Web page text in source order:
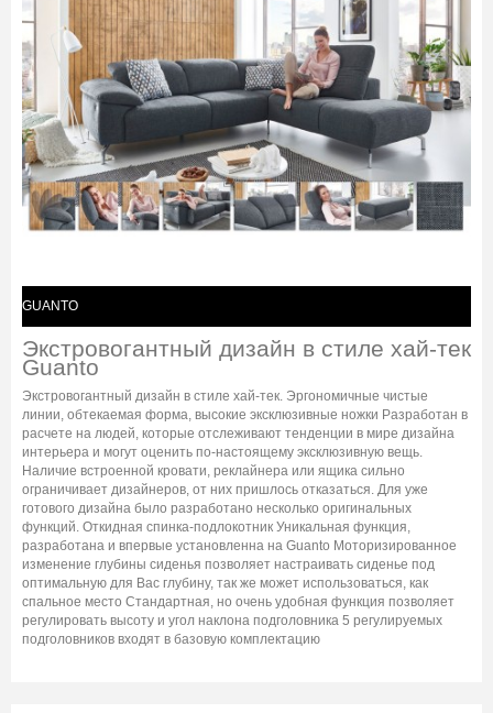
GUANTO
Экстровогантный дизайн в стиле хай-тек
Guanto
Экстровогантный дизайн в стиле хай-тек. Эргономичные чистые
линии, обтекаемая форма, высокие эксклюзивные ножки Разработан в
расчете на людей, которые отслеживают тенденции в мире дизайна
интерьера и могут оценить по-настоящему эксклюзивную вещь.
Наличие встроенной кровати, реклайнера или ящика сильно
ограничивает дизайнеров, от них пришлось отказаться. Для уже
готового дизайна было разработано несколько оригинальных
функций. Откидная спинка-подлокотник Уникальная функция,
разработана и впервые установленна на Guanto Моторизированное
изменение глубины сиденья позволяет настраивать сиденье под
оптимальную для Вас глубину, так же может использоваться, как
спальное место Стандартная, но очень удобная функция позволяет
регулировать высоту и угол наклона подголовника 5 регулируемых
подголовников входят в базовую комплектацию